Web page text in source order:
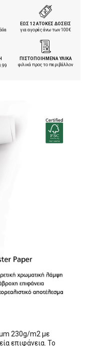
ΕΩΣ 12 ΑΤΟΚΕΣ ΔΟΣΕΙΣ
για αγορές άνω των 100€
ΠΙΣΤΟΠΟΙΗΜΕΝΑ ΥΛΙΚΑ
φιλικά προς το περιβάλλον
230g/m2 με
επιφάνεια. Το